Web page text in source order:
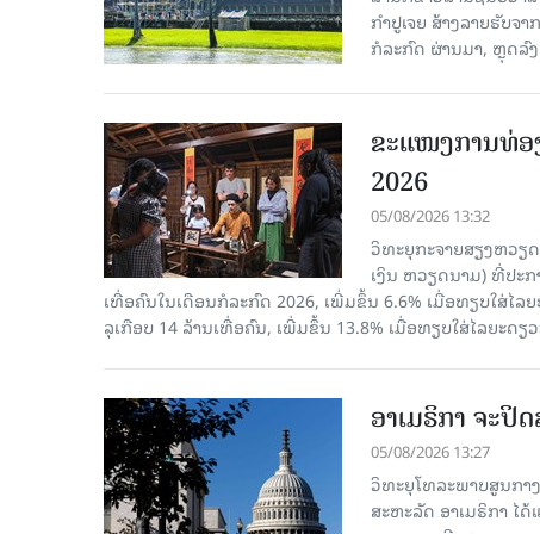
ກຳປູເຈຍ ສ້າງລາຍຮັບຈ
ກໍລະກົດ ຜ່ານມາ, ຫຼຸດລົ
ຂະ​ແໜງ​ການ​ທ່ອ
2026
05/08/2026 13:32
ວິທະຍຸກະຈາຍສຽງຫວຽ
ເງິນ ຫວຽດ​ນາມ) ທີ່ປະ​
ເທື່ອ​ຄົນ​ໃນ​ເດືອນ​ກໍ​ລະ​ກົດ 2026, ເພີ່ມ​ຂຶ້ນ 6.6% ເມື່ອ​ທຽບ​ໃສ່​ໄ
ລຸ​ເກືອບ 14 ລ້ານ​ເທື່ອ​ຄົນ, ເພີ່ມ​ຂຶ້ນ 13.8% ເມື່ອ​ທຽບ​ໃສ່​ໄລ​ຍະ​ດຽ
ອາເມຣິກາ ຈະປິ
05/08/2026 13:27
ວິທະຍຸໂທລະພາບສູນກາ
ສະຫະລັດ ອາເມຣິກາ ໄ